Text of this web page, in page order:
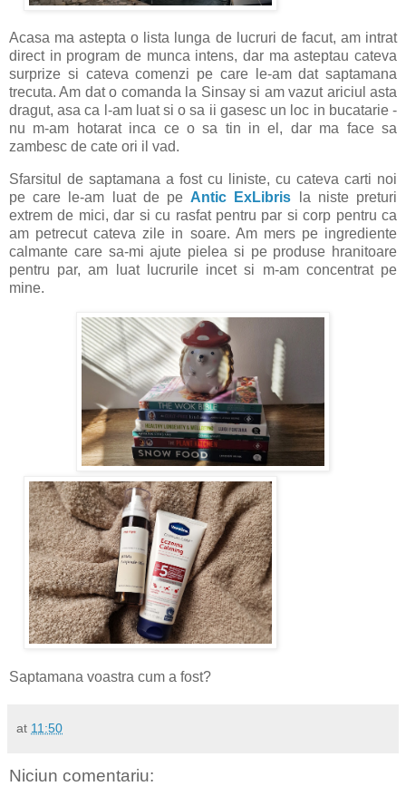
Acasa ma astepta o lista lunga de lucruri de facut, am intrat
direct in program de munca intens, dar ma asteptau cateva
surprize si cateva comenzi pe care le-am dat saptamana
trecuta. Am dat o comanda la Sinsay si am vazut ariciul asta
dragut, asa ca l-am luat si o sa ii gasesc un loc in bucatarie -
nu m-am hotarat inca ce o sa tin in el, dar ma face sa
zambesc de cate ori il vad.
Sfarsitul de saptamana a fost cu liniste, cu cateva carti noi
pe care le-am luat de pe Antic ExLibris la niste preturi
extrem de mici, dar si cu rasfat pentru par si corp pentru ca
am petrecut cateva zile in soare. Am mers pe ingrediente
calmante care sa-mi ajute pielea si pe produse hranitoare
pentru par, am luat lucrurile incet si m-am concentrat pe
mine.
Saptamana voastra cum a fost?
at 11:50
Niciun comentariu: